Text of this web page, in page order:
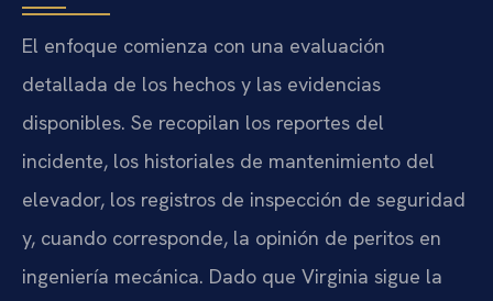
El enfoque comienza con una evaluación
detallada de los hechos y las evidencias
disponibles. Se recopilan los reportes del
incidente, los historiales de mantenimiento del
elevador, los registros de inspección de seguridad
y, cuando corresponde, la opinión de peritos en
ingeniería mecánica. Dado que Virginia sigue la